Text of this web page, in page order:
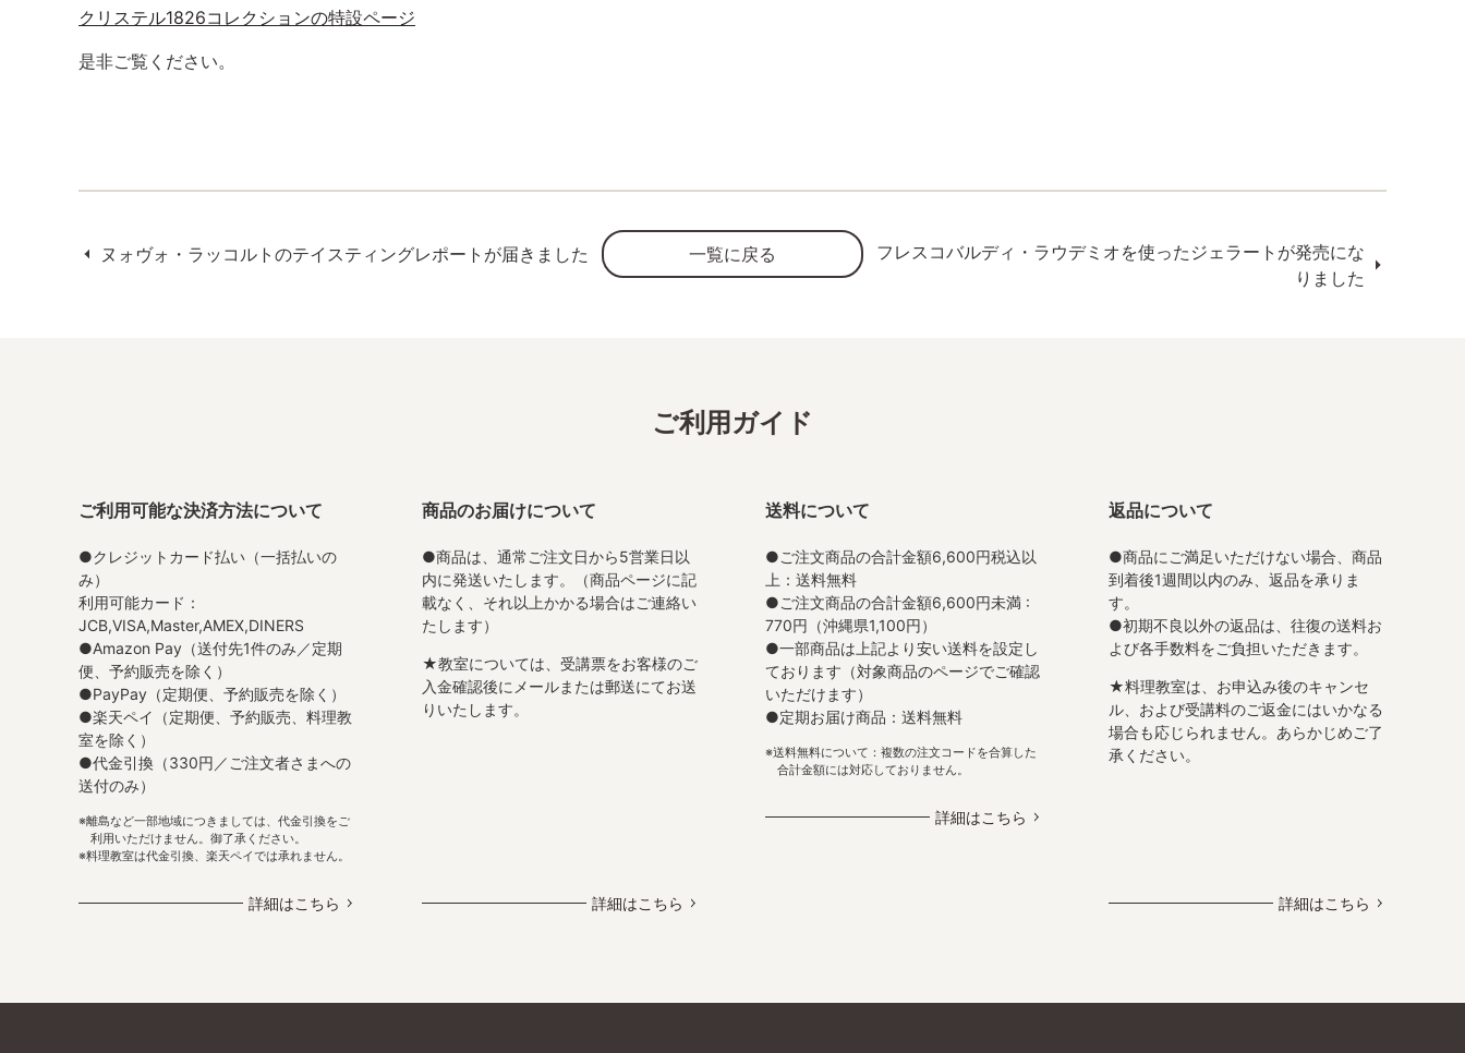
クリステル1826コレクションの特設ページ
是非ご覧ください。
ヌォヴォ・ラッコルトのテイスティングレポートが届きました 一覧に戻る
フレスコバルディ・ラウデミオを使ったジェラートが発売にな
りました
ご利用ガイド
ご利用可能な決済方法について
●クレジットカード払い（一括払いの
み）
利用可能カード：
JCB,VISA,Master,AMEX,DINERS
●Amazon Pay（送付先1件のみ／定期
便、予約販売を除く）
●PayPay（定期便、予約販売を除く）
●楽天ペイ（定期便、予約販売、料理教
室を除く）
●代金引換（330円／ご注文者さまへの
送付のみ）
離島など一部地域につきましては、代金引換をご
利用いただけません。御了承ください。
料理教室は代金引換、楽天ペイでは承れません。
詳細はこちら
商品のお届けについて
●商品は、通常ご注文日から5営業日以
内に発送いたします。（商品ページに記
載なく、それ以上かかる場合はご連絡い
たします）
★教室については、受講票をお客様のご
入金確認後にメールまたは郵送にてお送
りいたします。
詳細はこちら
送料について
●ご注文商品の合計金額6,600円税込以
上：送料無料
●ご注文商品の合計金額6,600円未満 :
770円（沖縄県1,100円）
●一部商品は上記より安い送料を設定し
ております（対象商品のページでご確認
いただけます）
●定期お届け商品：送料無料
送料無料について：複数の注文コードを合算した
合計金額には対応しておりません。
詳細はこちら
返品について
●商品にご満足いただけない場合、商品
到着後1週間以内のみ、返品を承りま
す。
●初期不良以外の返品は、往復の送料お
よび各手数料をご負担いただきます。
★料理教室は、お申込み後のキャンセ
ル、および受講料のご返金にはいかなる
場合も応じられません。あらかじめご了
承ください。
詳細はこちら